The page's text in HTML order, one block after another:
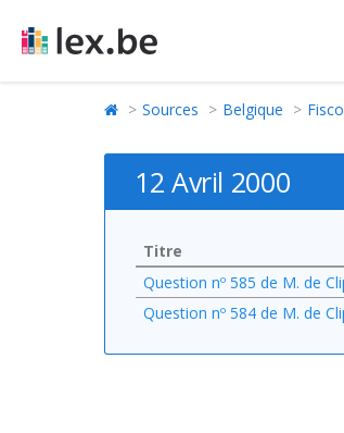
Sources Belgique
12 Avril 2000
Titre
Question nº 585 de M. de
Question nº 584 de M. de